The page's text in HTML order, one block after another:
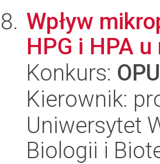
Wpływ
HPG i HPA
Konkurs:
Kierownik:
Uniwersytet
Biologii i